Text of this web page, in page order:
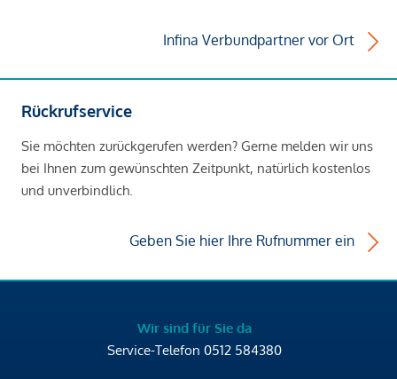
Infina Verbundpartner vor Ort
Rückrufservice
Sie möchten zurückgerufen werden? Gerne melden wir uns
bei Ihnen zum gewünschten Zeitpunkt, natürlich kostenlos
und unverbindlich.
Geben Sie hier Ihre Rufnummer ein
Wir sind für Sie da
Service-Telefon 0512 584380